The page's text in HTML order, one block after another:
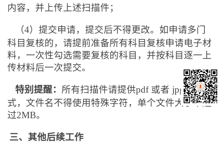
内容，并上传上述扫描件；
（4）提交申请，提交后不得更改。如申请多门
科目复核的，请提前准备所有科目复核申请电子材
料，一次性勾选需要复核的科目，并按科目逐一上
传材料后一次提交。
特别提醒： 所有扫描件请提供pdf 或者 jpg 格
式，文件名不得使用特殊字符，单个文件大小不超
过2MB。
三、其他后续工作